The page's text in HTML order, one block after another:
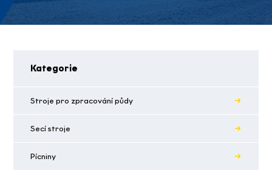
Kategorie
Stroje pro zpracování půdy
Secí stroje
Pícniny